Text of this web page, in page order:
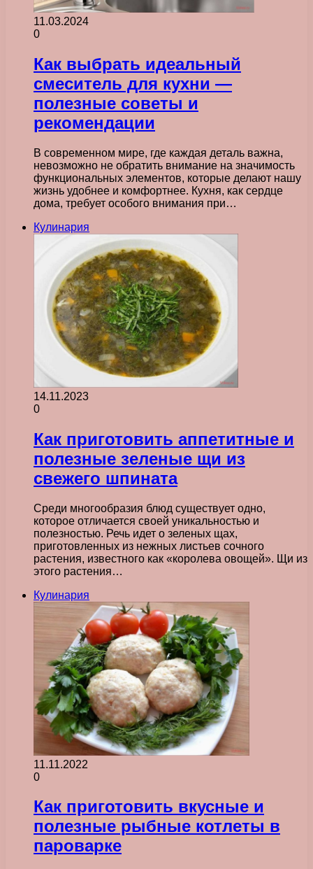
11.03.2024
0
Как выбрать идеальный
смеситель для кухни —
полезные советы и
рекомендации
В современном мире, где каждая деталь важна,
невозможно не обратить внимание на значимость
функциональных элементов, которые делают нашу
жизнь удобнее и комфортнее. Кухня, как сердце
дома, требует особого внимания при…
Кулинария
14.11.2023
0
Как приготовить аппетитные и
полезные зеленые щи из
свежего шпината
Среди многообразия блюд существует одно,
которое отличается своей уникальностью и
полезностью. Речь идет о зеленых щах,
приготовленных из нежных листьев сочного
растения, известного как «королева овощей». Щи из
этого растения…
Кулинария
11.11.2022
0
Как приготовить вкусные и
полезные рыбные котлеты в
пароварке